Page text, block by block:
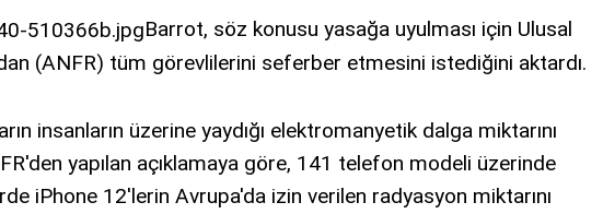
Barrot, söz konusu yasağa uyulması için Ulusal
(ANFR) tüm görevlilerini seferber etmesini istediğini aktardı.
insanların üzerine yaydığı elektromanyetik dalga miktarını
yapılan açıklamaya göre, 141 telefon modeli üzerinde
iPhone 12'lerin Avrupa'da izin verilen radyasyon miktarını